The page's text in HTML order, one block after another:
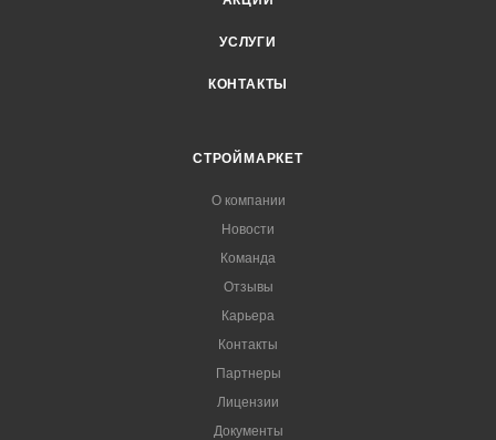
УСЛУГИ
КОНТАКТЫ
СТРОЙМАРКЕТ
О компании
Новости
Команда
Отзывы
Карьера
Контакты
Партнеры
Лицензии
Документы